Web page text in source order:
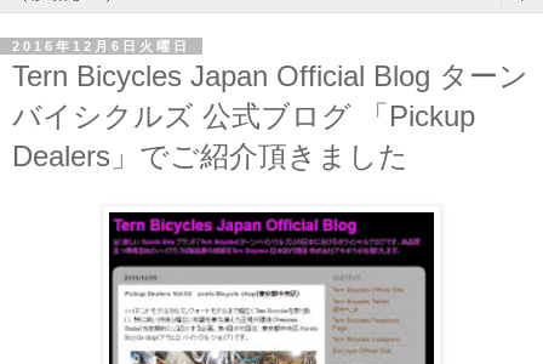
2016年12月6日火曜日
Tern Bicycles Japan Official Blog ターン
バイシクルズ 公式ブログ 「Pickup
Dealers」でご紹介頂きました